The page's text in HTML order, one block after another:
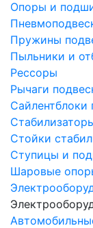
Опоры и
Пружины
Пыльники и
Рессоры
Рычаги
Сайлентблоки
Стойки
Ступицы и
Шаровые